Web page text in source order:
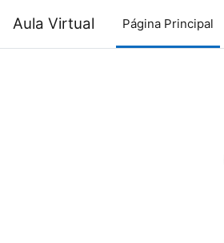
Aula Virtual Página Principal